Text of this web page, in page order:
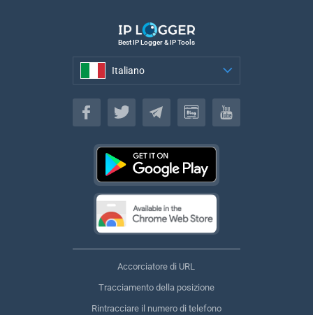
Best IP Logger & IP Tools
Italiano
Italiano
Accorciatore di URL
Tracciamento della posizione
Rintracciare il numero di telefono